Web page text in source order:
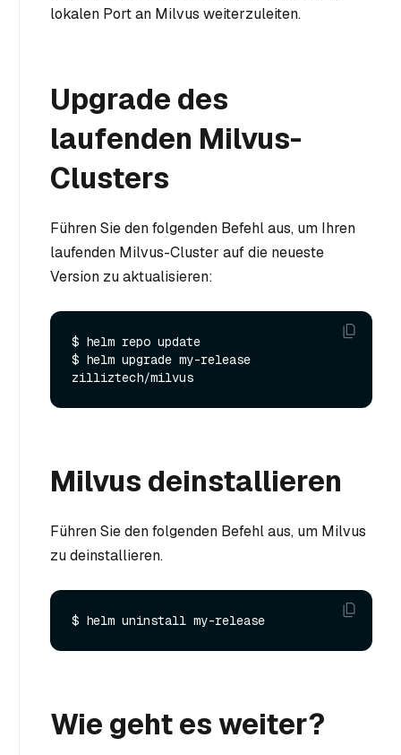
lokalen Port an Milvus weiterzuleiten.
Upgrade des
laufenden Milvus-
Clusters
Führen Sie den folgenden Befehl aus, um Ihren
laufenden Milvus-Cluster auf die neueste
Version zu aktualisieren:
$ helm repo update
$ helm upgrade my-release
Milvus deinstallieren
Führen Sie den folgenden Befehl aus, um Milvus
zu deinstallieren.
Wie geht es weiter?